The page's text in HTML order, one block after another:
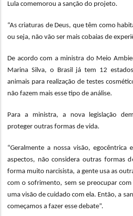
Lula comemorou a sanção do projeto.
“As criaturas de Deus, que têm como
ou seja, não vão ser mais cobaias de
De acordo com a ministra do Meio
Marina Silva, o Brasil já tem 12
animais para realização de testes
não fazem mais esse tipo de análise.
Para a ministra, a nova legislação
proteger outras formas de vida.
“Geralmente a nossa visão, egocêntrica
aspectos, não considera outras formas
forma muito narcisista, a gente usa as
com o sofrimento, sem se preocupar
uma visão de cuidado com ela. Então, a
começamos a fazer esse debate”.